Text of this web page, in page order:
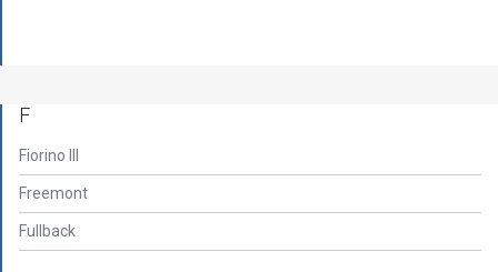
F
Fiorino III
Freemont
Fullback